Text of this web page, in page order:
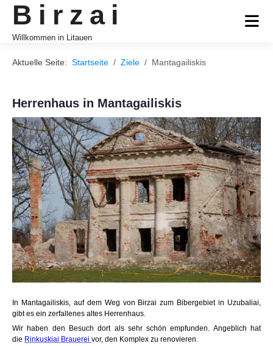
Birzai
Willkommen in Litauen
Aktuelle Seite: Startseite Ziele Mantagailiskis
Herrenhaus in Mantagailiskis
In Mantagailiskis, auf dem Weg von Birzai zum Bibergebiet in Uzubaliai,
gibt es ein zerfallenes altes Herrenhaus.
Wir haben den Besuch dort als sehr schön empfunden. Angeblich hat
die Rinkuskiai Brauerei vor, den Komplex zu renovieren.